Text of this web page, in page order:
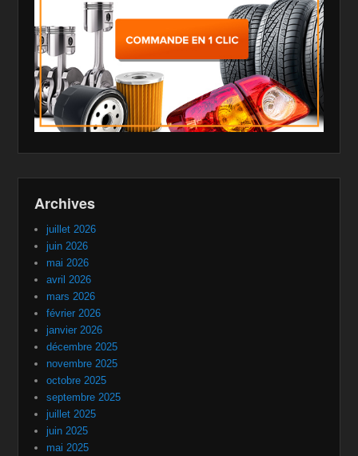
Archives
juillet 2026
juin 2026
mai 2026
avril 2026
mars 2026
février 2026
janvier 2026
décembre 2025
novembre 2025
octobre 2025
septembre 2025
juillet 2025
juin 2025
mai 2025